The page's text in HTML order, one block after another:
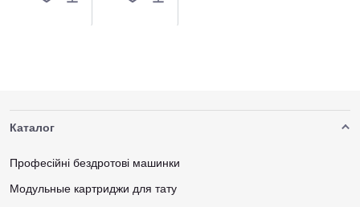
Каталог
Професійні бездротові машинки
Модульные картриджи для тату